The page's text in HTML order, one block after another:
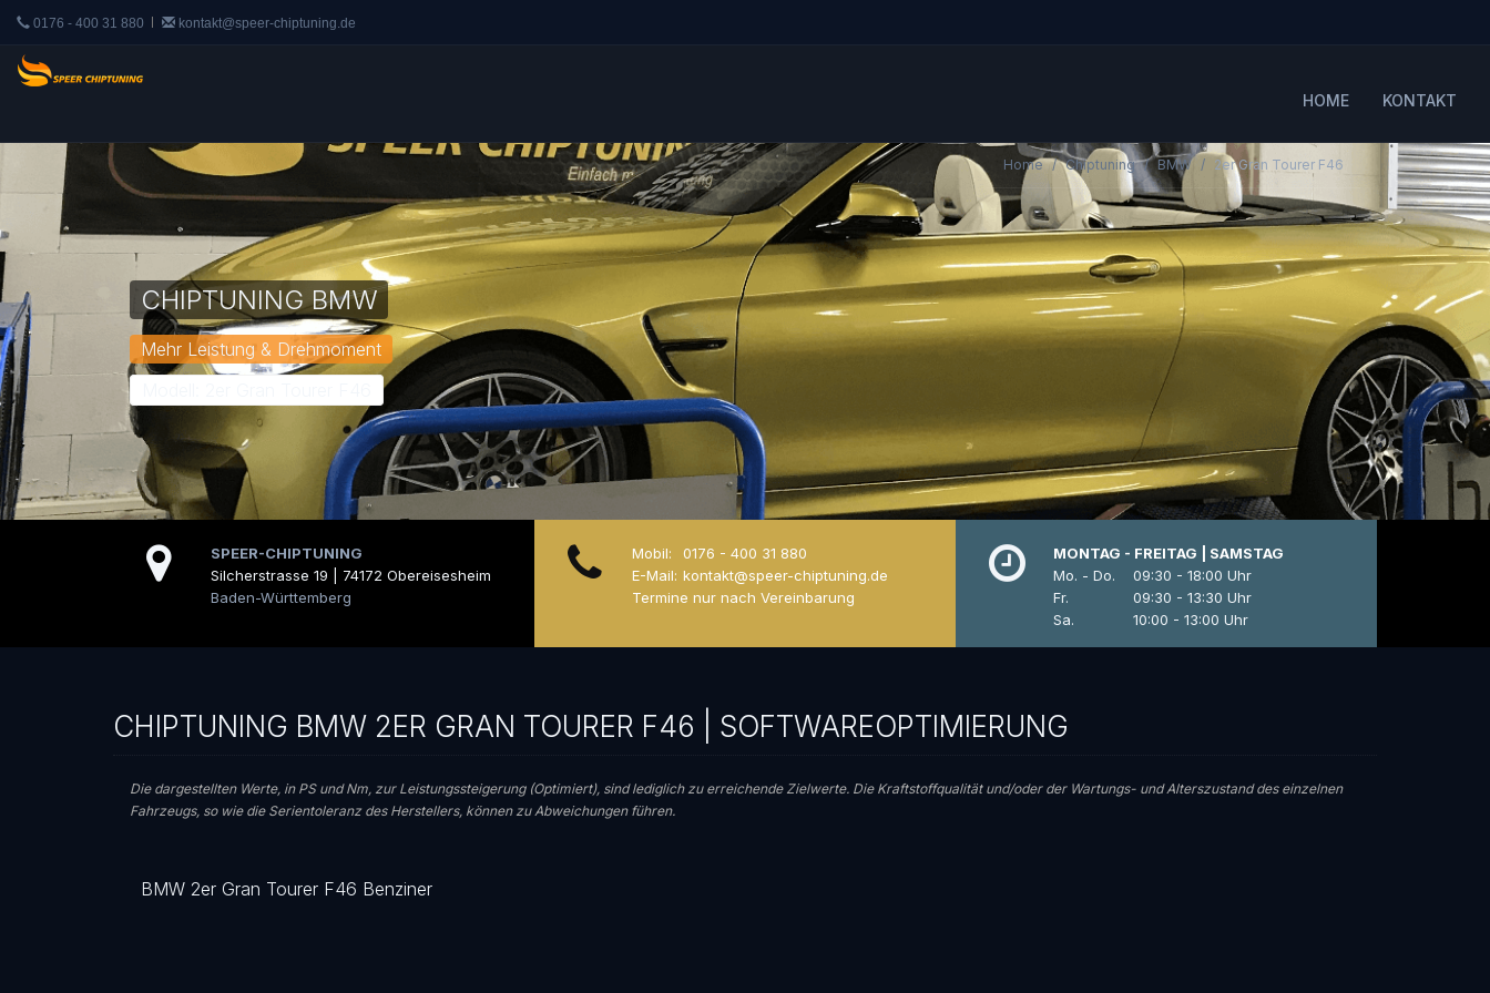
0176 - 400 31 880 kontakt@speer-chiptuning.de
HOME KONTAKT
CHIPTUNING BMW
Mehr Leistung & Drehmoment
Home Chiptuning BMW 2er Gran Tourer F46
SPEER-CHIPTUNING
Silcherstrasse 19 | 74172 Obereisesheim
Baden-Württemberg
Mobil:
0176 - 400 31 880
E-Mail: kontakt@speer-chiptuning.de
Termine nur nach Vereinbarung
MONTAG - FREITAG | SAMSTAG
Mo. - Do.
09:30 - 18:00 Uhr
Fr.
09:30 - 13:30 Uhr
Sa.
10:00 - 13:00 Uhr
CHIPTUNING BMW 2ER GRAN TOURER F46 | SOFTWAREOPTIMIERUNG
Die dargestellten Werte, in PS und Nm, zur Leistungssteigerung (Optimiert), sind lediglich zu erreichende Zielwerte. Die Kraftstoffqualität und/oder der Wartungs- und Alterszustand des einzelnen
Fahrzeugs, so wie die Serientoleranz des Herstellers, können zu Abweichungen führen.
BMW 2er Gran Tourer F46 Benziner